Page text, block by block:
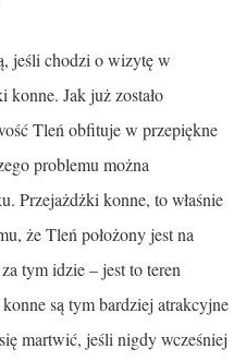
jeśli chodzi o wizytę w
konne. Jak już zostało
Tleń obfituje w przepiękne
problemu można
Przejażdżki konne, to właśnie
że Tleń położony jest na
tym idzie – jest to teren
są tym bardziej atrakcyjne
martwić, jeśli nigdy wcześniej